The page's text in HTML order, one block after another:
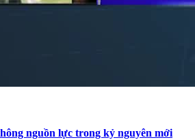
nguồn lực trong kỷ nguyên mới